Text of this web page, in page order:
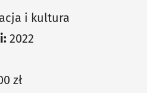
i kultura
2022
zł